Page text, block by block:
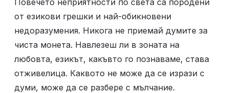
от езикови грешки и най-обикновени
недоразумения. Никога не приемай думите за
чиста монета. Навлезеш ли в зоната на
любовта, езикът, какъвто го познаваме, става
отживелица. Каквото не може да се изрази с
думи, може да се разбере с мълчание.